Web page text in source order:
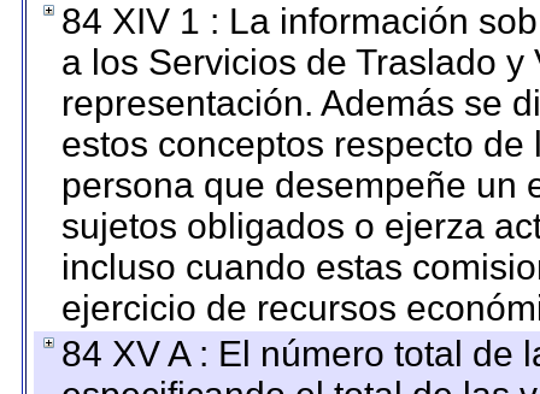
84 XIV 1 : La información
a los Servicios de Traslado
representación. Además se
estos conceptos respecto
persona que desempeñe un
sujetos obligados o ejerza
incluso cuando estas
ejercicio de recursos
84 XV A : El número total de